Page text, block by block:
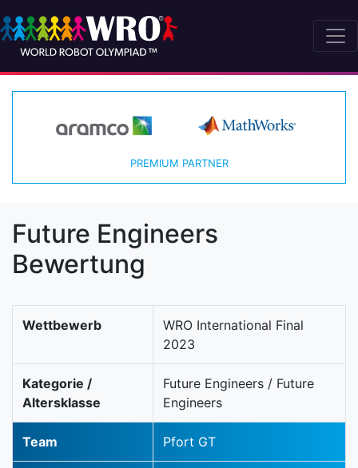
PREMIUM PARTNER
Future Engineers
Bewertung
Wettbewerb
WRO International Final
2023
Kategorie /
Altersklasse
Future Engineers / Future
Engineers
Team Pfort GT